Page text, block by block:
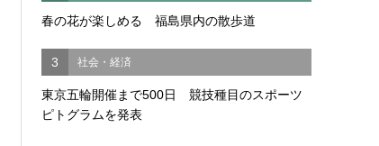
春の花が楽しめる 福島県内の散歩道
3 社会・経済
東京五輪開催まで500日 競技種目のスポーツ
ピトグラムを発表